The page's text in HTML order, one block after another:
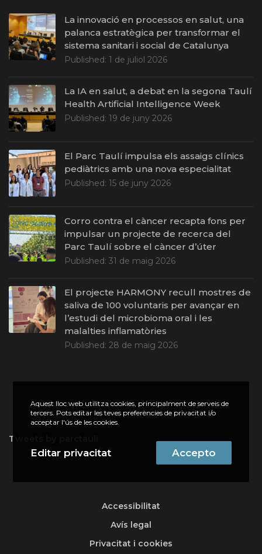
La innovació en processos en salut, una
palanca estratègica per transformar el
sistema sanitari i social de Catalunya
Published: 1 de juliol 2026
La IA en salut, a debat en la segona Taulí
Health Artificial Intelligence Week
Published: 19 de juny 2026
El Parc Taulí impulsa els assaigs clínics
pediàtrics amb una nova especialitat
Published: 15 de juny 2026
Corro contra el càncer recapta fons per
impulsar un projecte de recerca del
Parc Taulí sobre el càncer d’úter
Published: 31 de maig 2026
El projecte HARMONY recull mostres de
saliva de 100 voluntaris per avançar en
l’estudi del microbioma oral i les
malalties inflamatòries
Published: 28 de maig 2026
Tweets by parctauli
Accessibilitat
Avís legal
Privacitat i cookies
Aquest lloc web utilitza cookies, principalment de serveis de
tercers. Pots editar les teves preferències de privacitat i/o
acceptar l'ús de les cookies.
Editar privacitat Accepto